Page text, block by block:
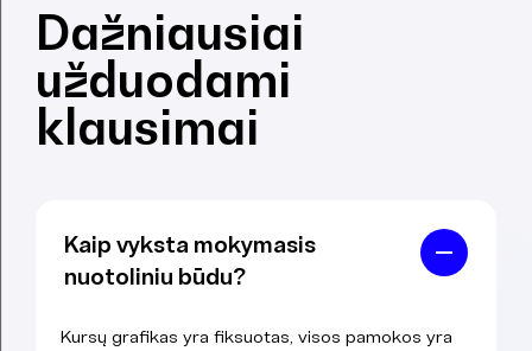
Dažniausiai
užduodami
klausimai
Kaip vyksta mokymasis
nuotoliniu būdu?
Kursų grafikas yra fiksuotas, visos pamokos yra